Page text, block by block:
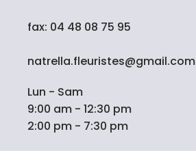
fax: 04 48 08 75 95
natrella.fleuristes@gmail.com
Lun - Sam
9:00 am - 12:30 pm
2:00 pm - 7:30 pm